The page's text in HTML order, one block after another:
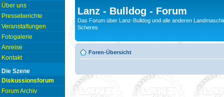
Über uns
Presseberichte
Veranstaltungen
Fotogalerie
Anreise
Kontakt
Die Szene
Diskussionsforum
Forum Archiv
Lanz - Bulldog - Forum
Das Forum über Lanz-Bulldog und alle anderen
Scheres
Foren-Übersicht